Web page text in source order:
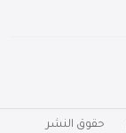
حقوق النشر